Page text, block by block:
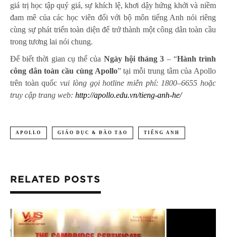
giá trị học tập quý giá, sự khích lệ, khơi dậy hứng khởi và niềm
đam mê của các học viên đối với bộ môn tiếng Anh nói riêng
cùng sự phát triển toàn diện để trở thành một công dân toàn cầu
trong tương lai nói chung.
Để biết thời gian cụ thể của Ngày hội tháng 3 – “Hành trình
công dân toàn cầu cùng Apollo” tại mỗi trung tâm của Apollo
trên toàn quốcvui lòng gọi hotline miễn phí: 1800–6655 hoặc
truy cập trang web: http://apollo.edu.vn/tieng-anh-he/
APOLLO GIÁO DỤC & ĐÀO TẠO TIẾNG ANH
RELATED POSTS